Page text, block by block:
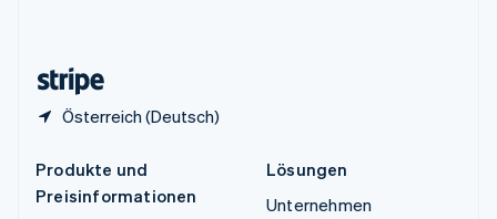
Österreich (Deutsch)
Produkte und
Preisinformationen
Lösungen
Unternehmen